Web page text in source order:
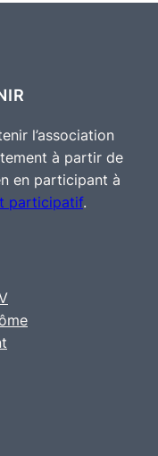
l’association
à partir de
en participant à
participatif.